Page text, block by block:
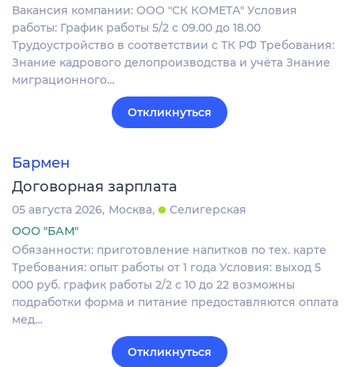
Вакансия компании: ООО "СК КОМЕТА" Условия
работы: График работы 5/2 с 09.00 до 18.00
Трудоустройство в соответствии с ТК РФ Требования:
Знание кадрового делопроизводства и учёта Знание
миграционного…
Откликнуться
Бармен
Договорная зарплата
05 августа 2026 Москва
Селигерская
ООО "БАМ"
Обязанности: приготовление напитков по тех. карте
Требования: опыт работы от 1 года Условия: выход 5
000 руб. график работы 2/2 с 10 до 22 возможны
подработки форма и питание предоставляются оплата
мед…
Откликнуться